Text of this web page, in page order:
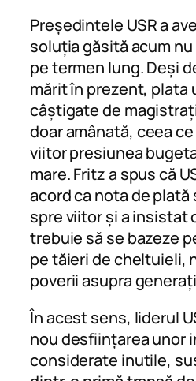
Președintele USR a
soluția găsită acum
pe termen lung. Deși
mărit în prezent, plata
câștigate de
doar amânată, ceea
viitor presiunea
mare. Fritz a spus că
acord ca nota de plată
spre viitor și a insistat
trebuie să se bazeze
pe tăieri de cheltuieli,
poverii asupra
În acest sens, liderul
nou desființarea unor
considerate inutile,